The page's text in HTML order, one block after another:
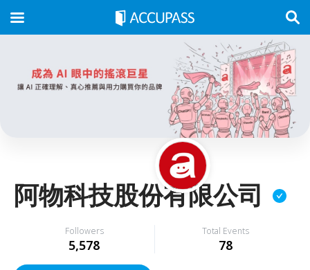
阿物科技股份有限公司
Followers
5,578
Total Events
78